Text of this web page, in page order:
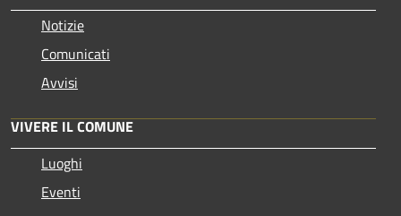
Notizie
Comunicati
Avvisi
VIVERE IL COMUNE
Luoghi
Eventi